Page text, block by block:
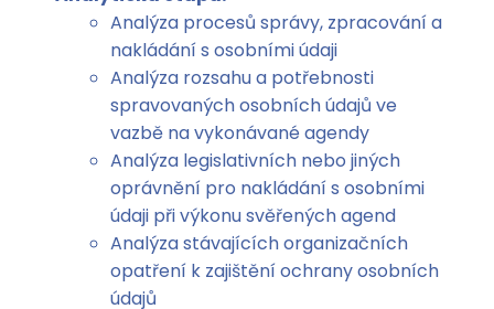
Analýza procesů správy, zpracování a
nakládání s osobními údaji
Analýza rozsahu a potřebnosti
spravovaných osobních údajů ve
vazbě na vykonávané agendy
Analýza legislativních nebo jiných
oprávnění pro nakládání s osobními
údaji při výkonu svěřených agend
Analýza stávajících organizačních
opatření k zajištění ochrany osobních
údajů